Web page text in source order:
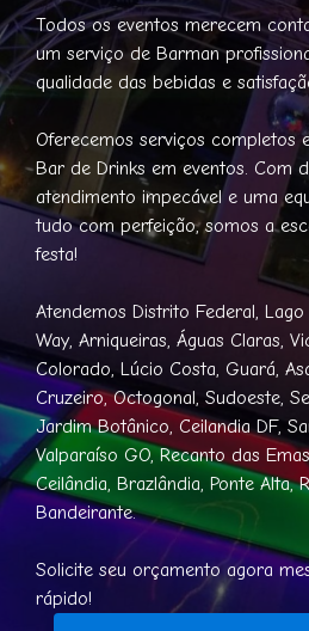
Todos os eventos merecem
um serviço de Barman
qualidade das bebidas e
Oferecemos serviços completos
Bar de Drinks em eventos. Com
atendimento impecável e uma
tudo com perfeição, somos a
festa!
Atendemos Distrito Federal,
Way, Arniqueiras, Águas Claras,
Colorado, Lúcio Costa, Guará,
Cruzeiro, Octogonal, Sudoeste,
Jardim Botânico, Ceilandia DF,
Valparaíso GO, Recanto das
Ceilândia, Brazlândia, Ponte Alta,
Bandeirante.
Solicite seu orçamento agora
rápido!